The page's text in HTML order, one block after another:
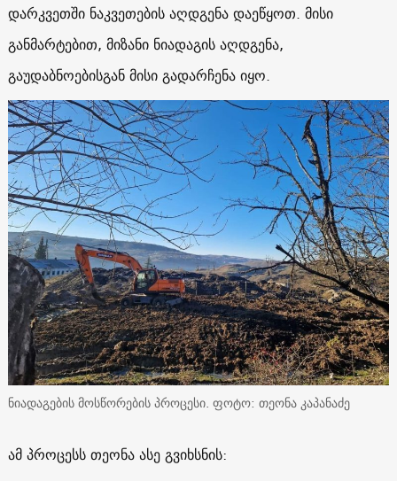
დარკვეთში ნაკვეთების აღდგენა დაეწყოთ. მისი
განმარტებით, მიზანი ნიადაგის აღდგენა,
გაუდაბნოებისგან მისი გადარჩენა იყო.
ნიადაგების მოსწორების პროცესი. ფოტო: თეონა კაპანაძე
ამ პროცესს თეონა ასე გვიხსნის: